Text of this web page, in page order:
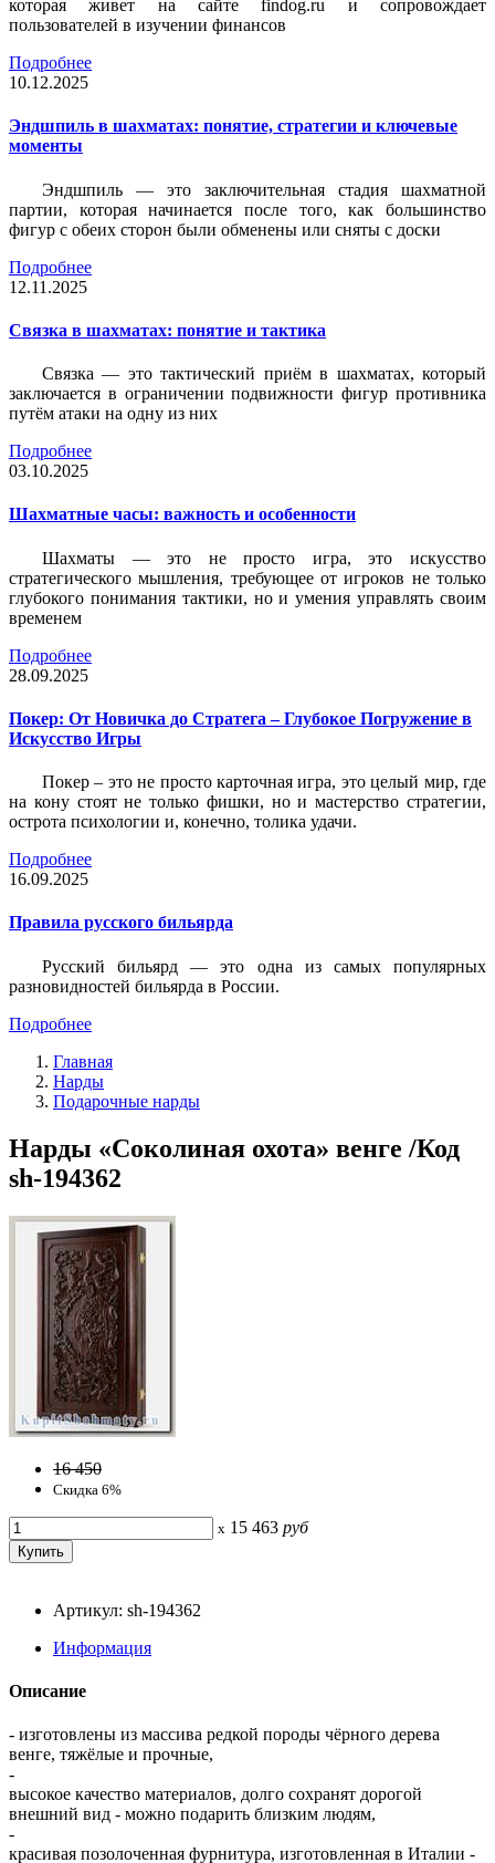
которая живет на сайте findog.ru и сопровождает
пользователей в изучении финансов
Подробнее
10.12.2025
Эндшпиль в шахматах: понятие, стратегии и ключевые
моменты
Эндшпиль — это заключительная стадия шахматной
партии, которая начинается после того, как большинство
фигур с обеих сторон были обменены или сняты с доски
Подробнее
12.11.2025
Связка в шахматах: понятие и тактика
Связка — это тактический приём в шахматах, который
заключается в ограничении подвижности фигур противника
путём атаки на одну из них
Подробнее
03.10.2025
Шахматные часы: важность и особенности
Шахматы — это не просто игра, это искусство
стратегического мышления, требующее от игроков не только
глубокого понимания тактики, но и умения управлять своим
временем
Подробнее
28.09.2025
Покер: От Новичка до Стратега – Глубокое Погружение в
Искусство Игры
Покер – это не просто карточная игра, это целый мир, где
на кону стоят не только фишки, но и мастерство стратегии,
острота психологии и, конечно, толика удачи.
Подробнее
16.09.2025
Правила русского бильярда
Русский бильярд — это одна из самых популярных
разновидностей бильярда в России.
Подробнее
Главная
Нарды
Подарочные нарды
Нарды «Соколиная охота» венге /Код
sh-194362
16 450
Скидка 6%
x 15 463 руб
Артикул: sh-194362
Информация
Описание
- изготовлены из массива редкой породы чёрного дерева
венге, тяжёлые и прочные,
-
высокое качество материалов, долго сохранят дорогой
внешний вид - можно подарить близким людям,
-
красивая позолоченная фурнитура, изготовленная в Италии -